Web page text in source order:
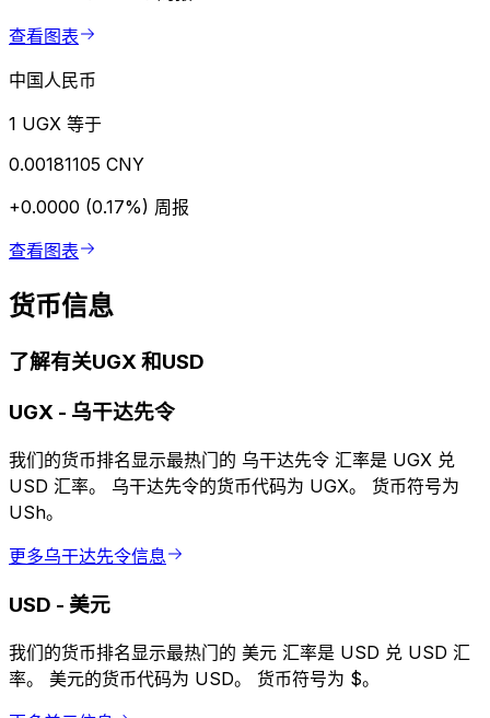
查看图表
中国人民币
1 UGX 等于
0.00181105 CNY
+0.0000 (0.17%) 周报
查看图表
货币信息
了解有关UGX 和USD
UGX - 乌干达先令
我们的货币排名显示最热门的 乌干达先令 汇率是 UGX 兑
USD 汇率。 乌干达先令的货币代码为 UGX。 货币符号为
USh。
更多乌干达先令信息
USD - 美元
我们的货币排名显示最热门的 美元 汇率是 USD 兑 USD 汇
率。 美元的货币代码为 USD。 货币符号为 $。